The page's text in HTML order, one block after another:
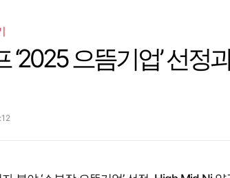
이 대통령, G7 정상회의서 "AI 발전 혜택, 전 인류
‘2025 으뜸기업’ 선